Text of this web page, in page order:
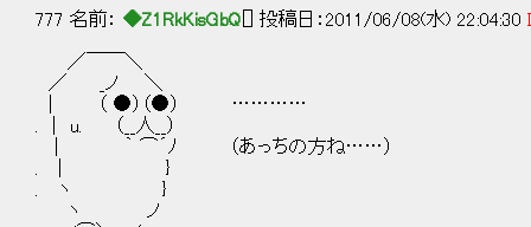
777 名前： ◆Z1RkKisGbQ [] 投稿日：2011/06/08(水) 22:04:30
／￣￣＼
／ _ノ ＼
| （ ●）（●） …………
. | u. （__人__）
| ｀ ⌒´ﾉ （あっちの方ね……）
. | }
. ヽ }
ヽ ノ